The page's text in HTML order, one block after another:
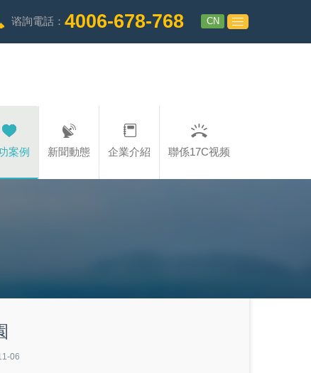
谘詢電話： 4006-678-768 CN
案例 新聞動態 企業介紹 聯係17C视频
06